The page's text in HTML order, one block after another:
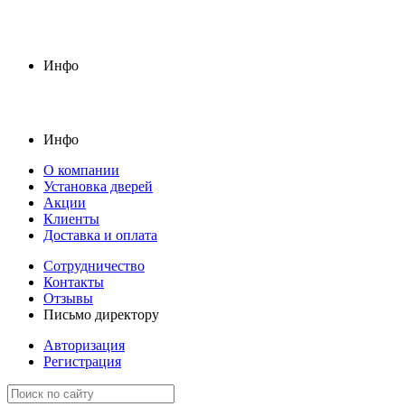
Инфо
Инфо
О компании
Установка дверей
Акции
Клиенты
Доставка и оплата
Сотрудничество
Контакты
Отзывы
Письмо директору
Авторизация
Регистрация